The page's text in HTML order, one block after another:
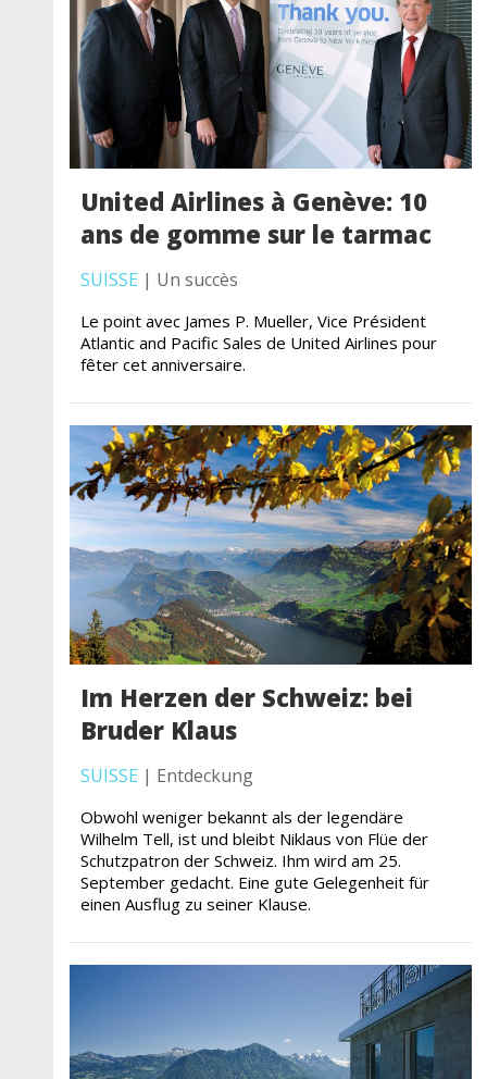
United Airlines à Genève: 10
ans de gomme sur le tarmac
SUISSE | Un succès
Le point avec James P. Mueller, Vice Président
Atlantic and Pacific Sales de United Airlines pour
fêter cet anniversaire.
Im Herzen der Schweiz: bei
Bruder Klaus
SUISSE | Entdeckung
Obwohl weniger bekannt als der legendäre
Wilhelm Tell, ist und bleibt Niklaus von Flüe der
Schutzpatron der Schweiz. Ihm wird am 25.
September gedacht. Eine gute Gelegenheit für
einen Ausflug zu seiner Klause.